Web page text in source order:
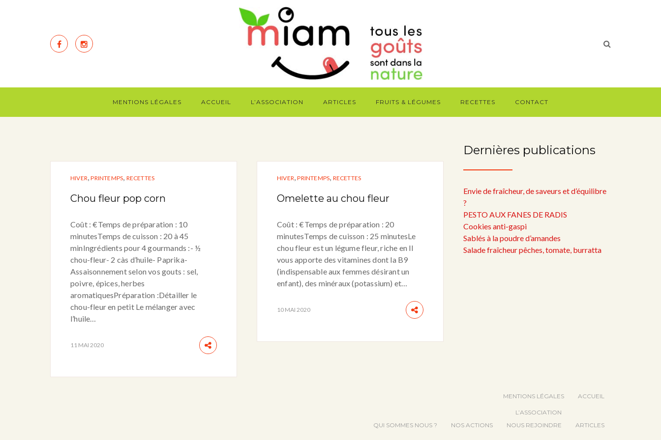
MENTIONS LÉGALES ACCUEIL L’ASSOCIATION ARTICLES FRUITS & LÉGUMES RECETTES CONTACT
HIVER,PRINTEMPS, RECETTES
Chou fleur pop corn
Coût : €Temps de préparation : 10
minutesTemps de cuisson : 20 à 45
minIngrédients pour 4 gourmands :- ½
chou-fleur- 2 càs d’huile- Paprika-
Assaisonnement selon vos gouts : sel,
poivre, épices, herbes
aromatiquesPréparation :Détailler le
chou-fleur en petit Le mélanger avec
l’huile…
11 MAI 2020
HIVER,PRINTEMPS, RECETTES
Omelette au chou fleur
Coût : €Temps de préparation : 20
minutesTemps de cuisson : 25 minutesLe
chou fleur est un légume fleur, riche en Il
vous apporte des vitamines dont la B9
(indispensable aux femmes désirant un
enfant), des minéraux (potassium) et…
10 MAI 2020
Dernières publications
Envie de fraîcheur, de saveurs et d’équilibre
?
PESTO AUX FANES DE RADIS
Cookies anti-gaspi
Sablés à la poudre d’amandes
Salade fraîcheur pêches, tomate, burratta
MENTIONS LÉGALES ACCUEIL
L’ASSOCIATION
QUI SOMMES NOUS ?
NOS ACTIONS NOUS REJOINDRE ARTICLES